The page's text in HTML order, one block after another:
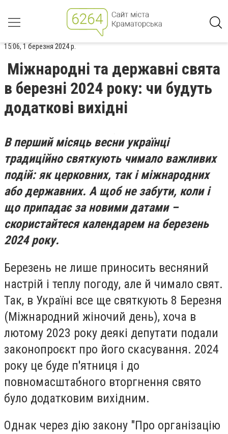
15:06, 1 березня 2024 р.
Міжнародні та державні свята
в березні 2024 року: чи будуть
додаткові вихідні
В перший місяць весни українці
традиційно святкують чимало важливих
подій: як церковних, так і міжнародних
або державних. А щоб не забути, коли і
що припадає за новими датами –
скористайтеся календарем на березень
2024 року.
Березень не лише приносить весняний
настрій і теплу погоду, але й чимало свят.
Так, в Україні все ще святкують 8 Березня
(Міжнародний жіночий день), хоча в
лютому 2023 року деякі депутати подали
законопроєкт про його скасування. 2024
року це буде п'ятниця і до
повномасштабного вторгнення свято
було додатковим вихідним.
Однак через дію закону "Про організацію